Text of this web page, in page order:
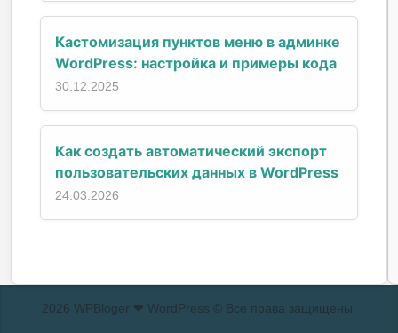
Кастомизация пунктов меню в админке
WordPress: настройка и примеры кода
30.12.2025
Как создать автоматический экспорт
пользовательских данных в WordPress
24.03.2026
2026 WPBloger ❤ WordPress © Все права защищены.